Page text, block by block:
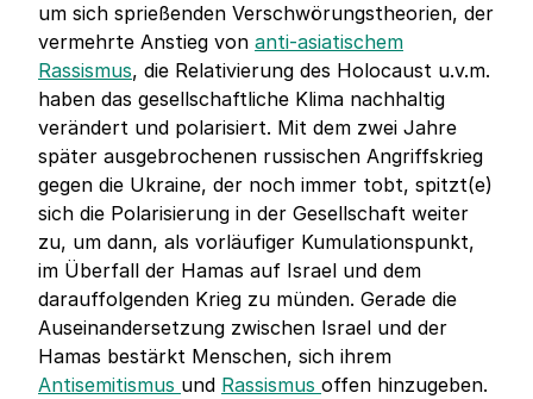
um sich sprießenden Verschwörungstheorien, der
vermehrte Anstieg von anti-asiatischem
Rassismus, die Relativierung des Holocaust u.v.m.
haben das gesellschaftliche Klima nachhaltig
verändert und polarisiert. Mit dem zwei Jahre
später ausgebrochenen russischen Angriffskrieg
gegen die Ukraine, der noch immer tobt, spitzt(e)
sich die Polarisierung in der Gesellschaft weiter
zu, um dann, als vorläufiger Kumulationspunkt,
im Überfall der Hamas auf Israel und dem
darauffolgenden Krieg zu münden. Gerade die
Auseinandersetzung zwischen Israel und der
Hamas bestärkt Menschen, sich ihrem
Antisemitismus und Rassismus offen hinzugeben.